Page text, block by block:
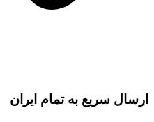
ارسال سریع به تمام ایران